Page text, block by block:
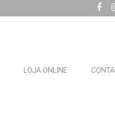
LOJA ONLINE